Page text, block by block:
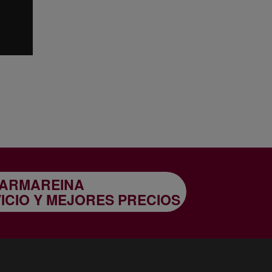
Y MEJORES PRECIOS